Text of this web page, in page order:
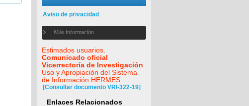
Aviso de privacidad
Más información
Estimados usuarios.
Comunicado oficial
Vicerrectoría de Investigación
Uso y Apropiación del Sistema
de Información HERMES
[Consultar documento VRI-322-19]
Enlaces Relacionados